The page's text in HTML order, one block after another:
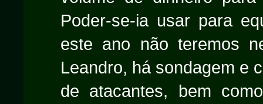
Poder-se-ia usar para
este ano não teremos
Leandro, há sondagem e
de atacantes, bem